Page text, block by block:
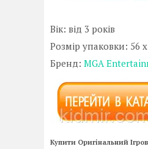
Вік: від 3 років
Розмір упаковки: 56
Бренд: MGA
Купити Оригінальний